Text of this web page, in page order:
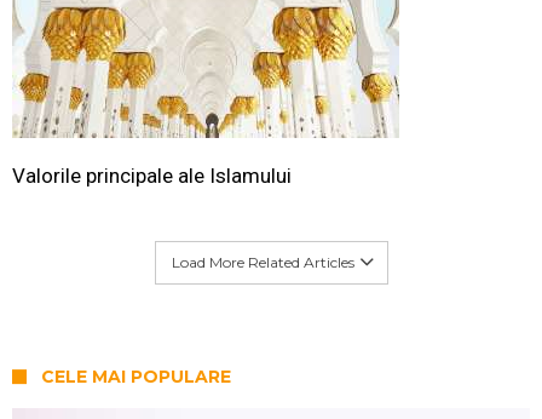
Valorile principale ale Islamului
Load More Related Articles
CELE MAI POPULARE